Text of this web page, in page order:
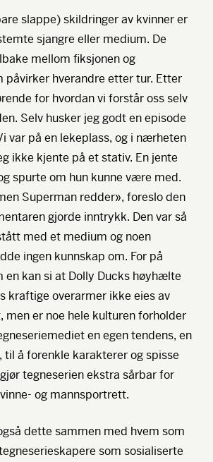
slappe) skildringer av kvinner er
sjangre eller medium. De
mellom fiksjonen og
påvirker hverandre etter tur. Etter
for hvordan vi forstår oss selv
Selv husker jeg godt en episode
var på en lekeplass, og i nærheten
ikke kjente på et stativ. En jente
spurte om hun kunne være med.
Superman redder», foreslo den
gjorde inntrykk. Den var så
med et medium og noen
ingen kunnskap om. For på
en kan si at Dolly Ducks høyhælte
kraftige overarmer ikke eies av
men er noe hele kulturen forholder
en egen tendens, en
til å forenkle karakterer og spisse
tegneserien ekstra sårbar for
og mannsportrett.
dette sammen med hvem som
som sosialiserte